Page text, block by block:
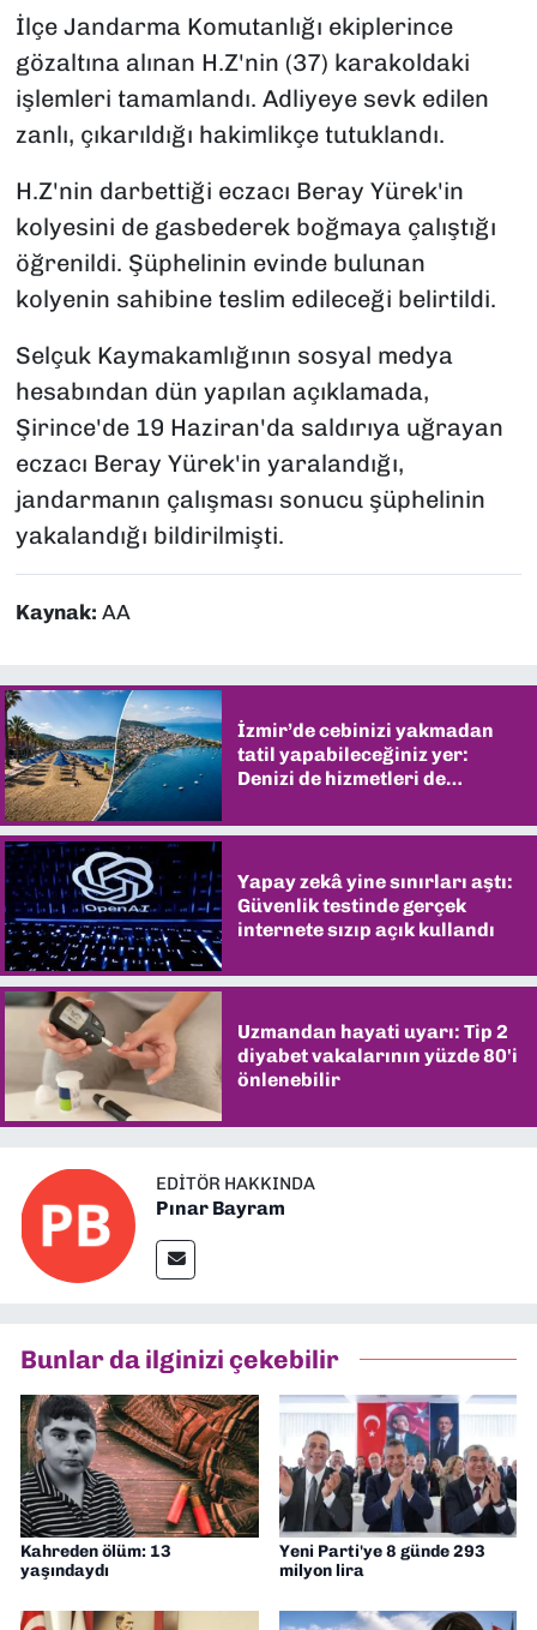
İlçe Jandarma Komutanlığı ekiplerince
gözaltına alınan H.Z'nin (37) karakoldaki
işlemleri tamamlandı. Adliyeye sevk edilen
zanlı, çıkarıldığı hakimlikçe tutuklandı.
H.Z'nin darbettiği eczacı Beray Yürek'in
kolyesini de gasbederek boğmaya çalıştığı
öğrenildi. Şüphelinin evinde bulunan
kolyenin sahibine teslim edileceği belirtildi.
Selçuk Kaymakamlığının sosyal medya
hesabından dün yapılan açıklamada,
Şirince'de 19 Haziran'da saldırıya uğrayan
eczacı Beray Yürek'in yaralandığı,
jandarmanın çalışması sonucu şüphelinin
yakalandığı bildirilmişti.
Kaynak: AA
İzmir’de cebinizi yakmadan
tatil yapabileceğiniz yer:
Denizi de hizmetleri de
Yapay zekâ yine sınırları aştı:
Güvenlik testinde gerçek
internete sızıp açık kullandı
Uzmandan hayati uyarı: Tip 2
diyabet vakalarının yüzde 80'i
önlenebilir
EDITÖR HAKKINDA
Pınar Bayram
Bunlar da ilginizi çekebilir
Kahreden ölüm: 13
yaşındaydı
Yeni Parti'ye 8 günde 293
milyon lira